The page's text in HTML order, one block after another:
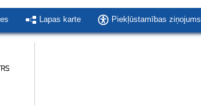
Lapas karte Piekļūstamības ziņojums